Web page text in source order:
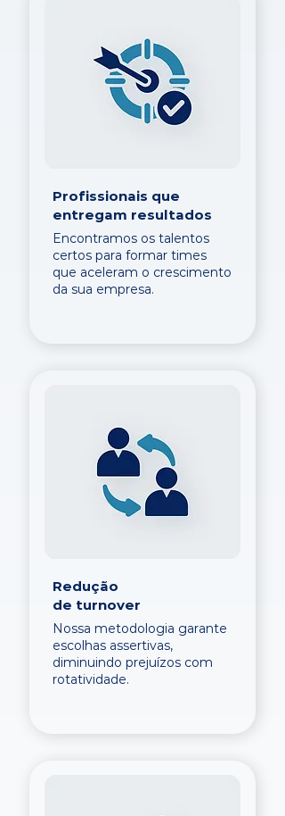
Profissionais que
entregam resultados
Encontramos os talentos
certos para formar times
que aceleram o crescimento
da sua empresa.
Redução
de turnover
Nossa metodologia garante
escolhas assertivas,
diminuindo prejuízos com
rotatividade.